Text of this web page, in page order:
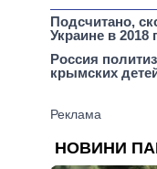
Подсчитано,
Украине в 2018
Россия
крымских